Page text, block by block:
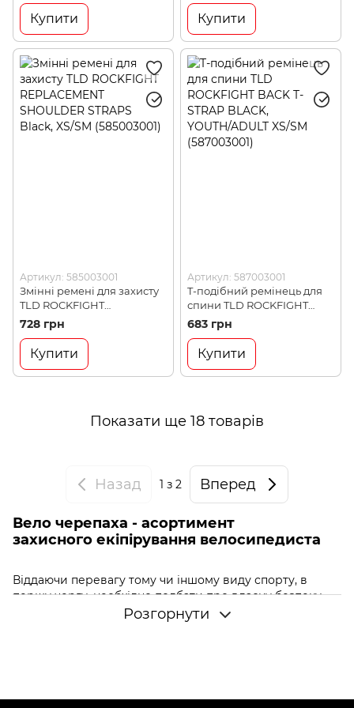
Купити Купити
Артикул: 585003001
Змінні ремені для захисту
TLD ROCKFIGHT
REPLACEMENT SHOULDER
STRAPS Black, XS/SM
(585003001)
728 грн
Купити
Артикул: 587003001
T-подібний ремінець для
спини TLD ROCKFIGHT
BACK T-STRAP BLACK,
YOUTH/ADULT XS/SM
(587003001)
683 грн
Купити
Показати ще 18 товарів
Назад 1 з 2 Вперед
Вело черепаха - асортимент
захисного екіпірування велосипедиста
Віддаючи перевагу тому чи іншому виду спорту, в
першу чергу, необхідно подбати про власну безпеку.
Заняття спортом на професійному рівні завжди
Розгорнути